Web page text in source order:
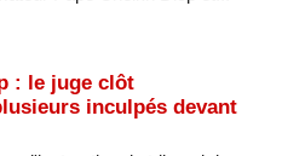
: le juge clôt
inculpés devant